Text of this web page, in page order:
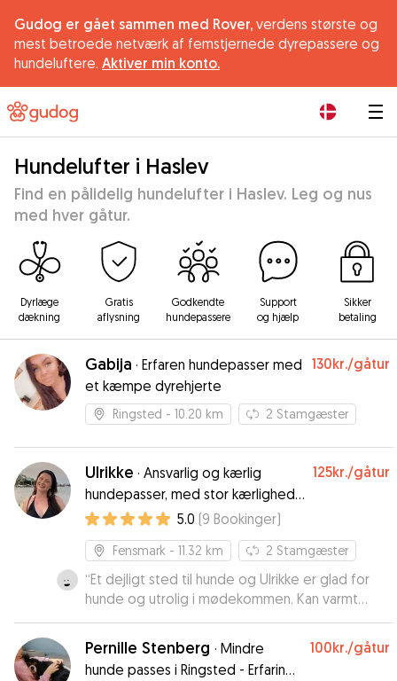
Gudog er gået sammen med Rover, verdens største og
mest betroede netværk af femstjernede dyrepassere og
hundeluftere. Aktiver min konto.
Hundelufter i Haslev
Find en pålidelig hundelufter i Haslev. Leg og nus
med hver gåtur.
Dyrlæge
dækning
Gratis
aflysning
Godkendte
hundepassere
Support
og hjælp
Sikker
betaling
Gabija · Erfaren hundepasser med
et kæmpe dyrehjerte
130kr./gåtur
Ringsted - 10.20 km 2 Stamgæster
Ulrikke · Ansvarlig og kærlig
hundepasser, med stor kærlighed
for hunde :)
125kr./gåtur
5.0 (9 Bookinger)
Fensmark - 11.32 km 2 Stamgæster
“Et dejligt sted til hunde og Ulrikke er glad for
hunde og utrolig i mødekommen. Kan varmt
anbefale Ulrikke”
Pernille Stenberg · Mindre
hunde passes i Ringsted - Erfaring
100kr./gåtur